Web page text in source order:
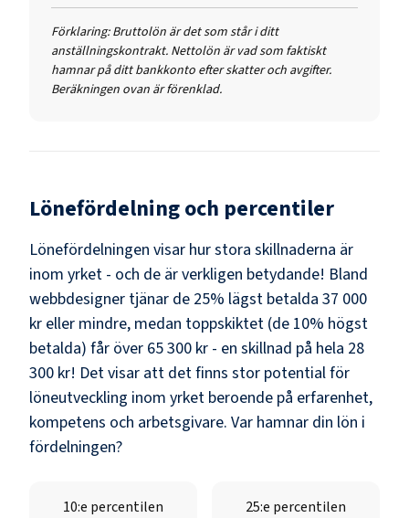
Förklaring: Bruttolön är det som står i ditt
anställningskontrakt. Nettolön är vad som faktiskt
hamnar på ditt bankkonto efter skatter och avgifter.
Beräkningen ovan är förenklad.
Lönefördelning och percentiler
Lönefördelningen visar hur stora skillnaderna är
inom yrket - och de är verkligen betydande! Bland
webbdesigner tjänar de 25% lägst betalda 37 000
kr eller mindre, medan toppskiktet (de 10% högst
betalda) får över 65 300 kr - en skillnad på hela 28
300 kr! Det visar att det finns stor potential för
löneutveckling inom yrket beroende på erfarenhet,
kompetens och arbetsgivare. Var hamnar din lön i
fördelningen?
10:e percentilen 25:e percentilen